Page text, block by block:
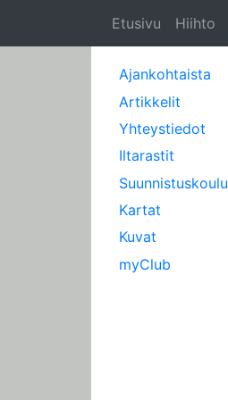
Etusivu Hiihto
Ajankohtaista
Artikkelit
Yhteystiedot
Iltarastit
Suunnistuskoulu
Kartat
Kuvat
myClub